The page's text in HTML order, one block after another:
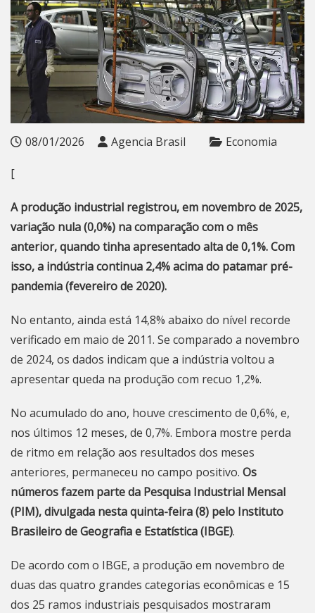
08/01/2026 Agencia Brasil Economia
[
A produção industrial registrou, em novembro de 2025,
variação nula (0,0%) na comparação com o mês
anterior, quando tinha apresentado alta de 0,1%. Com
isso, a indústria continua 2,4% acima do patamar pré-
pandemia (fevereiro de 2020).
No entanto, ainda está 14,8% abaixo do nível recorde
verificado em maio de 2011. Se comparado a novembro
de 2024, os dados indicam que a indústria voltou a
apresentar queda na produção com recuo 1,2%.
No acumulado do ano, houve crescimento de 0,6%, e,
nos últimos 12 meses, de 0,7%. Embora mostre perda
de ritmo em relação aos resultados dos meses
anteriores, permaneceu no campo positivo. Os
números fazem parte da Pesquisa Industrial Mensal
(PIM), divulgada nesta quinta-feira (8) pelo Instituto
Brasileiro de Geografia e Estatística (IBGE).
De acordo com o IBGE, a produção em novembro de
duas das quatro grandes categorias econômicas e 15
dos 25 ramos industriais pesquisados mostraram